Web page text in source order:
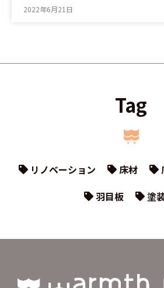
2022年6月21日
Tag
リノベーション 床材
羽目板
塗